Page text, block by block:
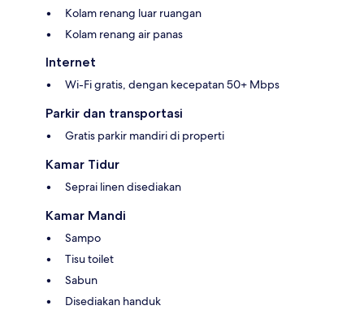
Kolam renang luar ruangan
Kolam renang air panas
Internet
Wi-Fi gratis, dengan kecepatan 50+ Mbps
Parkir dan transportasi
Gratis parkir mandiri di properti
Kamar Tidur
Seprai linen disediakan
Kamar Mandi
Sampo
Tisu toilet
Sabun
Disediakan handuk